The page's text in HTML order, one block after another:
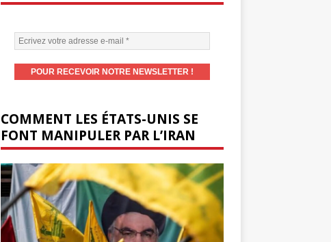
COMMENT LES ÉTATS-UNIS SE
FONT MANIPULER PAR L’IRAN